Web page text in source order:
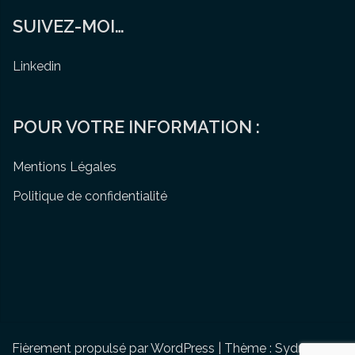
SUIVEZ-MOI…
Linkedin
POUR VOTRE INFORMATION :
Mentions Légales
Politique de confidentialité
Fièrement propulsé par WordPress Thème : Sydneypar